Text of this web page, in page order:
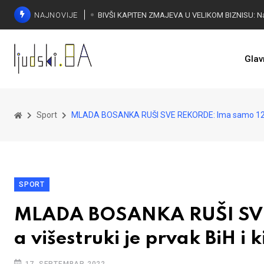
NAJNOVIJE
Sport MLADA BOSANKA RUŠI SVE REKORDE: Ima samo
SPORT
MLADA BOSANKA RUŠI
a višestruki je prvak BiH i